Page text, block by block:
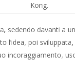
Kong.
sedendo davanti a
l’idea, poi
incoraggiamento,